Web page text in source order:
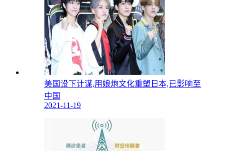
美国设下计谋,用娘炮文化重塑日本,已影响至
中国
2021-11-19